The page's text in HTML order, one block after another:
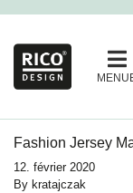
Fashion Jersey
12. février 2020
By kratajczak